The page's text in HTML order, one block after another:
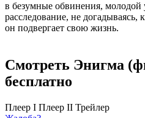
в безумные обвинения, молодой
расследование, не догадываясь,
он подвергает свою жизнь.
Смотреть Энигма
бесплатно
Плеер I Плеер II Трейлер